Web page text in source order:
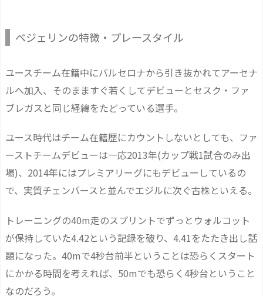
ベジェリンの特徴・プレースタイル
ユースチーム在籍中にバルセロナから引き抜かれてアーセナ
ルへ加入、そのまますぐ若くしてデビューとセスク・ファ
ブレガスと同じ経緯をたどっている選手。
ユース時代はチーム在籍歴にカウントしないとしても、ファ
ーストチームデビューは一応2013年(カップ戦1試合のみ出
場)、2014年にはプレミアリーグにもデビューしているの
で、実質チェンバースと並んでエジルに次ぐ古株といえる。
トレーニングの40m走のスプリントでずっとウォルコット
が保持していた4.42という記録を破り、4.41をたたき出し話
題になった。40mで4秒台前半ということは恐らくスタート
にかかる時間を考えれば、50mでも恐らく4秒台ということ
なのだろう。